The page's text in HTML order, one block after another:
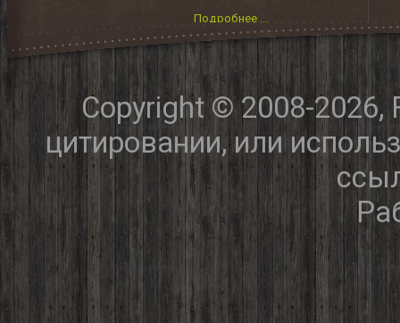
Подробнее ...
Copyright © 2008-
цитировании, или